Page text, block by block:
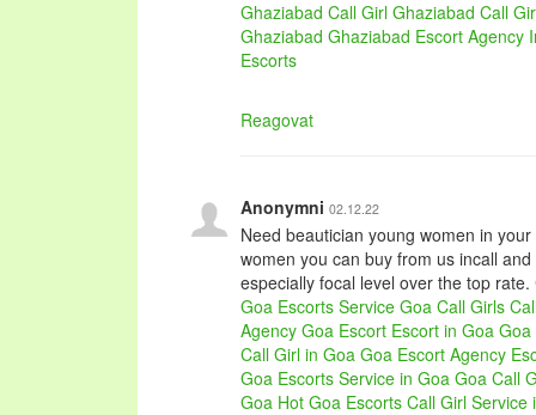
Ghaziabad Call Girl Ghaziabad Call
Ghaziabad Ghaziabad Escort Agency
Escorts
Reagovat
Anonymni 02.12.22
Need beautician young women in
women you can buy from us incall
especially focal level over the top rate.
Goa Escorts Service Goa Call Girls
Agency Goa Escort Escort in Goa Goa
Call Girl in Goa Goa Escort Agency
Goa Escorts Service in Goa Goa Call
Goa Hot Goa Escorts Call Girl Service